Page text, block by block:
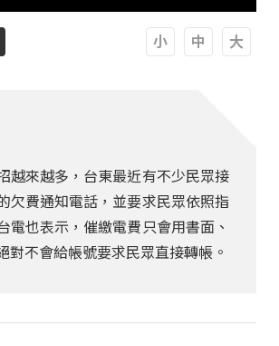
越來越多，台東最近有不少民眾接
欠費通知電話，並要求民眾依照指
電也表示，催繳電費只會用書面、
對不會給帳號要求民眾直接轉帳。